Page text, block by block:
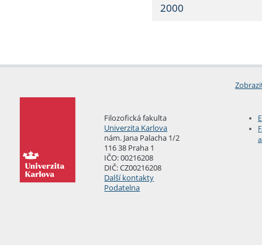
2000
Filozofická fakulta
Univerzita Karlova
nám. Jana Palacha 1/2
116 38 Praha 1
IČO: 00216208
DIČ: CZ00216208
Další kontakty
Podatelna